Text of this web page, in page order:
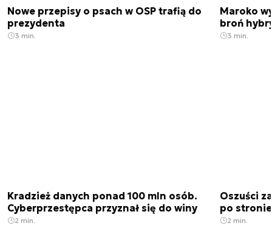
Nowe przepisy o psach w OSP trafią do
prezydenta
3 min.
Maroko
broń
3 min.
Kradzież danych ponad 100 mln osób.
Cyberprzestępca przyznał się do winy
2 min.
Oszuści
po
2 min.